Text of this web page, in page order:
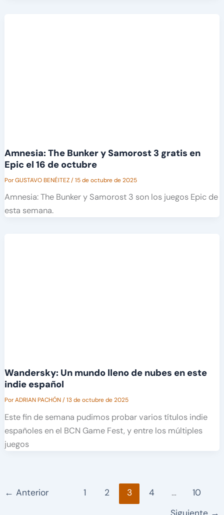
Amnesia: The Bunker y Samorost 3 gratis en
Epic el 16 de octubre
PorGUSTAVO BENÉITEZ/15 de octubre de 2025
Amnesia: The Bunker y Samorost 3 son los juegos Epic de
esta semana.
Wandersky: Un mundo lleno de nubes en este
indie español
PorADRIAN PACHÓN/13 de octubre de 2025
Este fin de semana pudimos probar varios títulos indie
españoles en el BCN Game Fest, y entre los múltiples
juegos
← Anterior 1 2 3 4 …
10